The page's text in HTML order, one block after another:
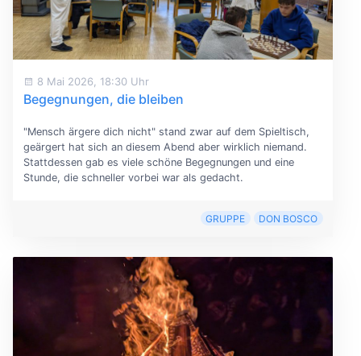
8 Mai 2026, 18:30 Uhr
Begegnungen, die bleiben
"Mensch ärgere dich nicht" stand zwar auf dem Spieltisch,
geärgert hat sich an diesem Abend aber wirklich niemand.
Stattdessen gab es viele schöne Begegnungen und eine
Stunde, die schneller vorbei war als gedacht.
GRUPPE DON BOSCO